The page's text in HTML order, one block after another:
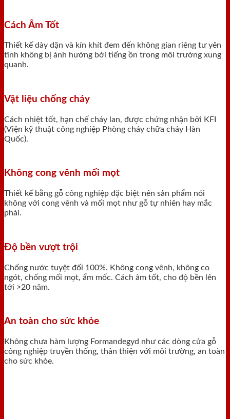
Cách Âm Tốt
Thiết kế dày dặn và kín khít đem đến không gian riêng tư yên
tĩnh không bị ảnh hưởng bới tiếng ồn trong môi trường xung
quanh.
Vật liệu chống cháy
Cách nhiệt tốt, hạn chế cháy lan, được chứng nhận bởi KFI
(Viện kỹ thuật công nghiệp Phòng cháy chữa cháy Hàn
Quốc).
Không cong vênh mối mọt
Thiết kế bằng gỗ công nghiệp đặc biệt nên sản phẩm nói
không với cong vênh và mối mọt như gỗ tự nhiên hay mắc
phải.
Độ bền vượt trội
Chống nước tuyệt đối 100%. Không cong vênh, không co
ngót, chống mối mọt, ẩm mốc. Cách âm tốt, cho độ bền lên
tới >20 năm.
An toàn cho sức khỏe
Không chưa hàm lượng Formandegyd như các dòng cửa gỗ
công nghiệp truyền thống, thân thiện với môi trường, an toàn
cho sức khỏe.